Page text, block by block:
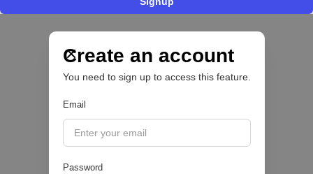
Create an account
You need to sign up to access this feature.
Email
Password
desde cuentas bancarias en México
OPEN FINANCE 🔑